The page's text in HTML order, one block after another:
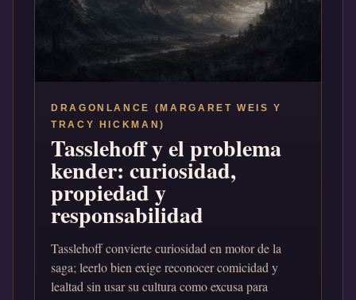
DRAGONLANCE (MARGARET WEIS Y
TRACY HICKMAN)
Tasslehoff y el problema
kender: curiosidad,
propiedad y
responsabilidad
Tasslehoff convierte curiosidad en motor de la
saga; leerlo bien exige reconocer comicidad y
lealtad sin usar su cultura como excusa para